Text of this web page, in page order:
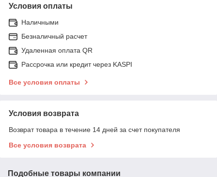
Условия оплаты
Наличными
Безналичный расчет
Удаленная оплата QR
Рассрочка или кредит через KASPI
Все условия оплаты
Условия возврата
Возврат товара в течение 14 дней за счет покупателя
Все условия возврата
Подобные товары компании